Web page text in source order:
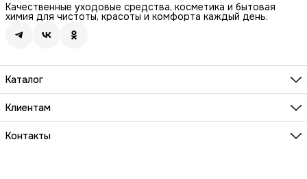
Качественные уходовые средства, косметика и бытовая
химия для чистоты, красоты и комфорта каждый день.
Каталог
Бренды
Волосы
Макияж
Клиентам
О компании
Реквизиты
Контакты